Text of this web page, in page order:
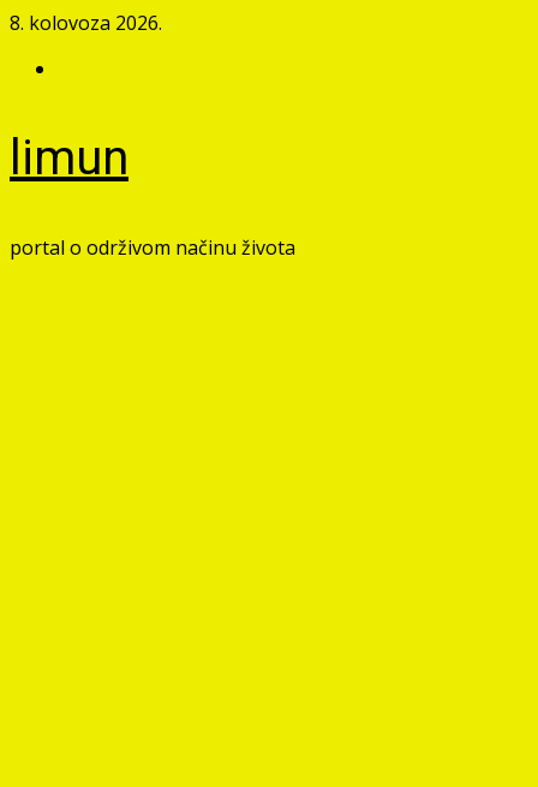
Skip
content
8. kolovoza 2026.
limun
portal o održivom načinu života